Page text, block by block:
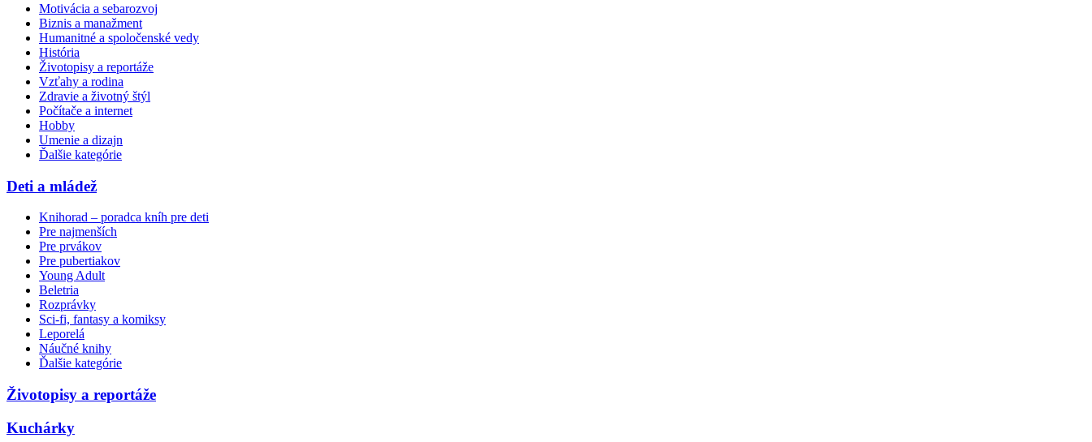
Motivácia a sebarozvoj
Biznis a manažment
Humanitné a spoločenské vedy
História
Životopisy a reportáže
Vzťahy a rodina
Zdravie a životný štýl
Počítače a internet
Hobby
Umenie a dizajn
Ďalšie kategórie
Deti a mládež
Knihorad – poradca kníh pre deti
Pre najmenších
Pre prvákov
Pre pubertiakov
Young Adult
Beletria
Rozprávky
Sci-fi, fantasy a komiksy
Leporelá
Náučné knihy
Ďalšie kategórie
Životopisy a reportáže
Kuchárky